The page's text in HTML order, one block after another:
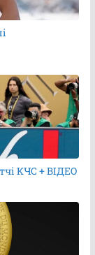
КЧС + ВІДЕО